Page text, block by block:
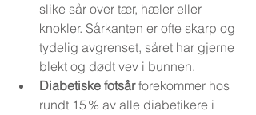
slike sår over tær, hæler eller
knokler. Sårkanten er ofte skarp og
tydelig avgrenset, såret har gjerne
blekt og dødt vev i bunnen.
Diabetiske fotsår forekommer hos
rundt 15 % av alle diabetikere i